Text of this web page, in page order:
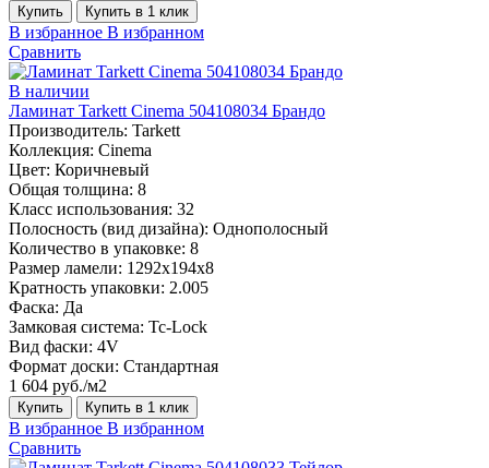
Купить Купить в 1 клик
В избранное В избранном
Сравнить
В наличии
Ламинат Tarkett Cinema 504108034 Брандо
Производитель: Tarkett
Коллекция: Cinema
Цвет: Коричневый
Общая толщина: 8
Класс использования: 32
Полосность (вид дизайна): Однополосный
Количество в упаковке: 8
Размер ламели: 1292х194х8
Кратность упаковки: 2.005
Фаска: Да
Замковая система: Tc-Lock
Вид фаски: 4V
Формат доски: Стандартная
1 604 руб./м2
Купить Купить в 1 клик
В избранное В избранном
Сравнить